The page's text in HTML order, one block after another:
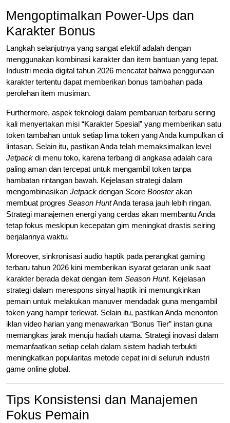
Mengoptimalkan Power-Ups dan
Karakter Bonus
Langkah selanjutnya yang sangat efektif adalah dengan
menggunakan kombinasi karakter dan item bantuan yang tepat.
Industri media digital tahun 2026 mencatat bahwa penggunaan
karakter tertentu dapat memberikan bonus tambahan pada
perolehan item musiman.
Furthermore, aspek teknologi dalam pembaruan terbaru sering
kali menyertakan misi “Karakter Spesial” yang memberikan satu
token tambahan untuk setiap lima token yang Anda kumpulkan di
lintasan. Selain itu, pastikan Anda telah memaksimalkan level
Jetpack di menu toko, karena terbang di angkasa adalah cara
paling aman dan tercepat untuk mengambil token tanpa
hambatan rintangan bawah. Kejelasan strategi dalam
mengombinasikan Jetpack dengan Score Boosterakan
membuat progres Season HuntAnda terasa jauh lebih ringan.
Strategi manajemen energi yang cerdas akan membantu Anda
tetap fokus meskipun kecepatan gim meningkat drastis seiring
berjalannya waktu.
Moreover, sinkronisasi audio haptik pada perangkat gaming
terbaru tahun 2026 kini memberikan isyarat getaran unik saat
karakter berada dekat dengan item Season Hunt. Kejelasan
strategi dalam merespons sinyal haptik ini memungkinkan
pemain untuk melakukan manuver mendadak guna mengambil
token yang hampir terlewat. Selain itu, pastikan Anda menonton
iklan video harian yang menawarkan “Bonus Tier” instan guna
memangkas jarak menuju hadiah utama. Strategi inovasi dalam
memanfaatkan setiap celah dalam sistem hadiah terbukti
meningkatkan popularitas metode cepat ini di seluruh industri
game online global.
Tips Konsistensi dan Manajemen
Fokus Pemain